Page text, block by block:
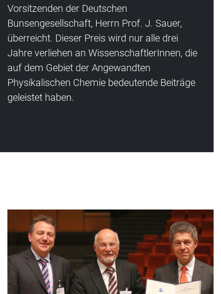
Vorsitzenden der Deutschen
Bunsengesellschaft, Herrn Prof. J. Sauer,
überreicht. Dieser Preis wird nur alle drei
Jahre verliehen an WissenschaftlerInnen, die
auf dem Gebiet der Angewandten
Physikalischen Chemie bedeutende Beiträge
geleistet haben.